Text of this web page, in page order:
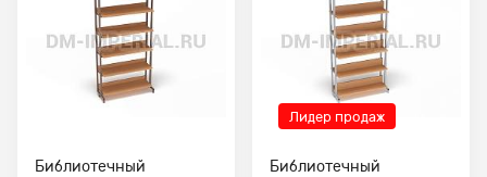
Библиотечный
Лидер продаж
Библиотечный